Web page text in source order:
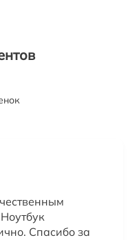
Спасибо за